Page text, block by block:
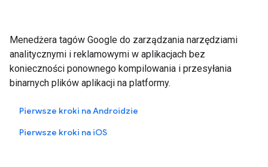
Menedżera tagów Google do zarządzania narzędziami
analitycznymi i reklamowymi w aplikacjach bez
konieczności ponownego kompilowania i przesyłania
binarnych plików aplikacji na platformy.
Pierwsze kroki na Androidzie
Pierwsze kroki na iOS